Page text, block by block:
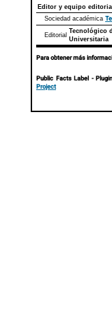
Editor y equipo editorial
Sociedad académica
Editorial
Tecnológico
Universitaria
Para obtener más
Public Facts Label -
Project